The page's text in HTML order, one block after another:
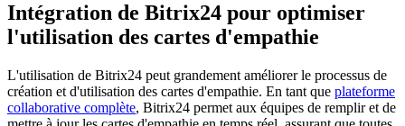
Intégration de Bitrix24 pour optimiser
l'utilisation des cartes d'empathie
L'utilisation de Bitrix24 peut grandement améliorer le processus de
création et d'utilisation des cartes d'empathie. En tant que plateforme
collaborative complète, Bitrix24 permet aux équipes de remplir et de